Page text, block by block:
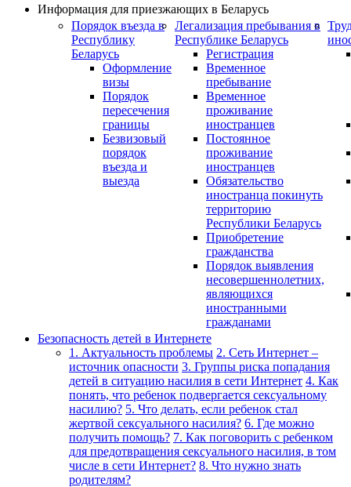
Информация для приезжающих в Беларусь
Порядок въезда в
Республику
Беларусь
Оформление
визы
Порядок
пересечения
границы
Безвизовый
порядок
въезда и
выезда
Легализация пребывания в
Республике Беларусь
Регистрация
Временное
пребывание
Временное
проживание
иностранцев
Постоянное
проживание
иностранцев
Обязательство
иностранца покинуть
территорию
Республики Беларусь
Приобретение
гражданства
Порядок выявления
несовершеннолетних,
являющихся
иностранными
гражданами
Безопасность детей в Интернете
1. Актуальность проблемы 2. Сеть Интернет –
источник опасности 3. Группы риска попадания
детей в ситуацию насилия в сети Интернет 4. Как
понять, что ребенок подвергается сексуальному
насилию? 5. Что делать, если ребенок стал
жертвой сексуального насилия? 6. Где можно
получить помощь? 7. Как поговорить с ребенком
для предотвращения сексуального насилия, в том
числе в сети Интернет? 8. Что нужно знать
родителям?